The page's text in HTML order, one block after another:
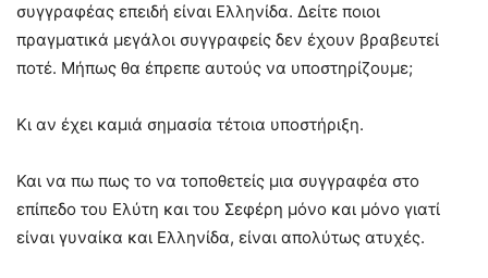
συγγραφέας επειδή είναι Ελληνίδα. Δείτε ποιοι
πραγματικά μεγάλοι συγγραφείς δεν έχουν βραβευτεί
ποτέ. Μήπως θα έπρεπε αυτούς να υποστηρίζουμε;
Κι αν έχει καμιά σημασία τέτοια υποστήριξη.
Και να πω πως το να τοποθετείς μια συγγραφέα στο
επίπεδο του Ελύτη και του Σεφέρη μόνο και μόνο γιατί
είναι γυναίκα και Ελληνίδα, είναι απολύτως ατυχές.